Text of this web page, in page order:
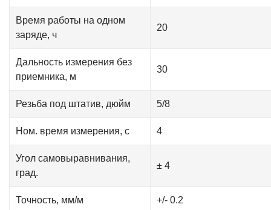
Время работы на одном
заряде, ч
20
Дальность измерения без
приемника, м
30
Резьба под штатив, дюйм 5/8
Ном. время измерения, с 4
Угол самовыравнивания,
град.
± 4
Точность, мм/м +/- 0.2